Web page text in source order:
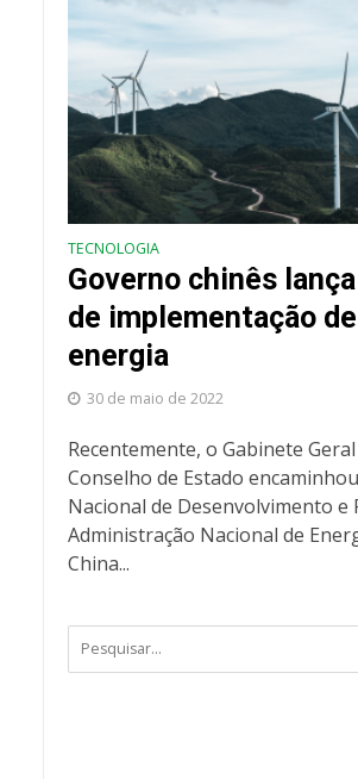
TECNOLOGIA
Governo chinês
de implementação
energia
30 de maio de 2022
Recentemente, o Gabinete
Conselho de Estado
Nacional de Desenvolvimento e
Administração Nacional de
China...